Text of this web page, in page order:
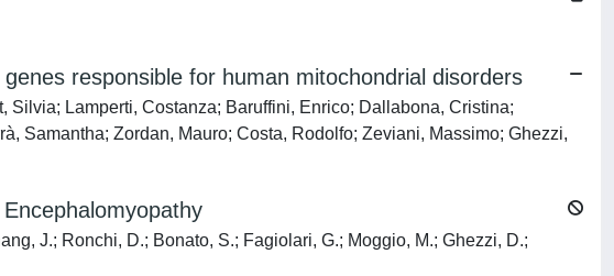
responsible for human mitochondrial disorders
Lamperti, Costanza; Baruffini, Enrico; Dallabona, Cristina;
Samantha; Zordan, Mauro; Costa, Rodolfo; Zeviani, Massimo; Ghezzi,
J.; Ronchi, D.; Bonato, S.; Fagiolari, G.; Moggio, M.; Ghezzi, D.;